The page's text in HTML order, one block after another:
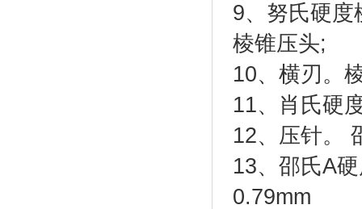
9、努氏硬度
棱锥压头;
10、横刃。
11、肖氏硬
12、压针。
13、邵氏A
0.79mm